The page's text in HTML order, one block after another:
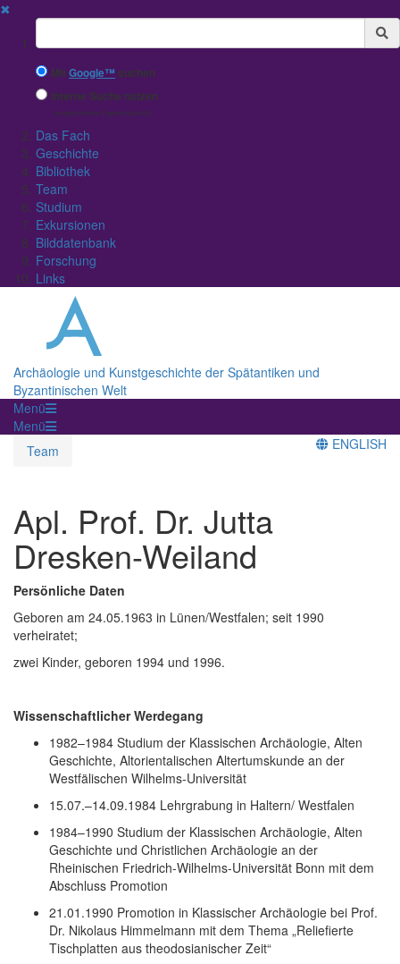
✖
Suchbegriff
MitGoogle™ suchen
Interne Suche nutzen
(eingeschränkte Ergebnisqualität)
Das Fach
Geschichte
Bibliothek
Team
Studium
Exkursionen
Bilddatenbank
Forschung
Links
Archäologie und Kunstgeschichte der Spätantiken und
Byzantinischen Welt
Menü
Menü
Team
ENGLISH
Apl. Prof. Dr. Jutta
Dresken-Weiland
Persönliche Daten
Geboren am 24.05.1963 in Lünen/Westfalen; seit 1990
verheiratet;
zwei Kinder, geboren 1994 und 1996.
Wissenschaftlicher Werdegang
1982–1984 Studium der Klassischen Archäologie, Alten
Geschichte, Altorientalischen Altertumskunde an der
Westfälischen Wilhelms-Universität
15.07.–14.09.1984 Lehrgrabung in Haltern/ Westfalen
1984–1990 Studium der Klassischen Archäologie, Alten
Geschichte und Christlichen Archäologie an der
Rheinischen Friedrich-Wilhelms-Universität Bonn mit dem
Abschluss Promotion
21.01.1990 Promotion in Klassischer Archäologie bei Prof.
Dr. Nikolaus Himmelmann mit dem Thema „Reliefierte
Tischplatten aus theodosianischer Zeit“